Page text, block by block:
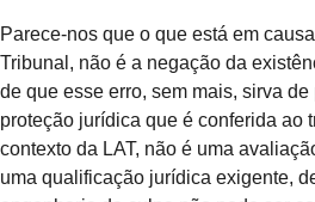
Parece-nos que o que está em
Tribunal, não é a negação da
de que esse erro, sem mais, sirva
proteção jurídica que é conferida ao
contexto da LAT, não é uma
uma qualificação jurídica exigente,